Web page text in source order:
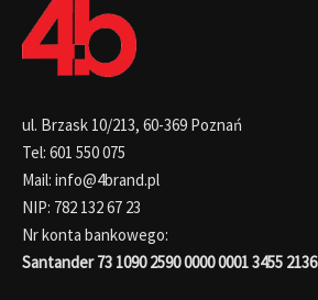
ul. Brzask 10/213, 60-369 Poznań
Tel: 601 550 075
Mail: info@4brand.pl
NIP: 782 132 67 23
Nr konta bankowego:
Santander 73 1090 2590 0000 0001 3455 2136